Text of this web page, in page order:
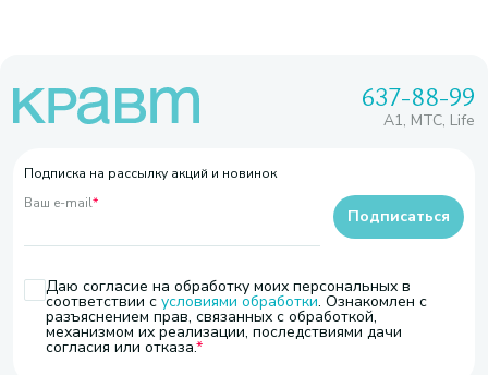
637-88-99
A1, МТС, Life
Подписка на рассылку акций и новинок
Ваш e-mail*
Даю согласие на обработку моих персональных в
соответствии с условиями обработки. Ознакомлен с
разъяснением прав, связанных с обработкой,
механизмом их реализации, последствиями дачи
согласия или отказа.
Подписаться